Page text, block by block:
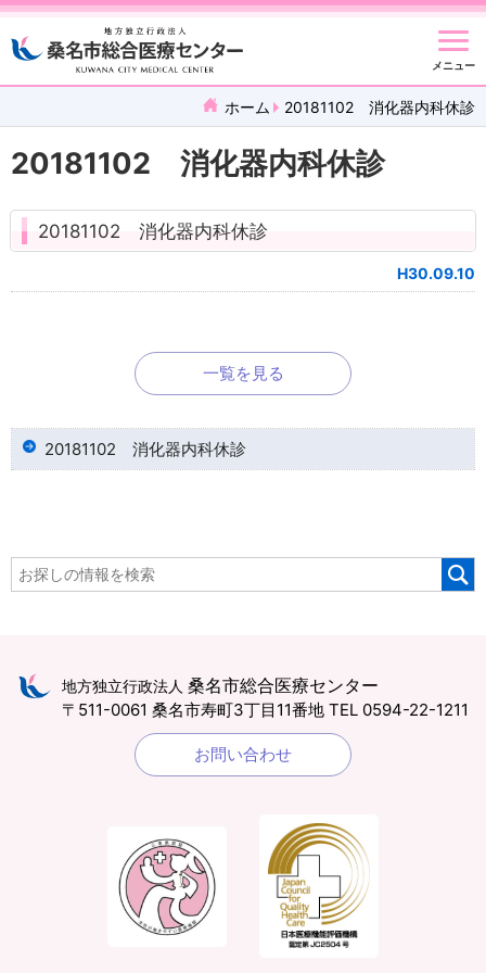
メニュー
ホーム 20181102 消化器内科休診
20181102 消化器内科休診
20181102 消化器内科休診
H30.09.10
一覧を見る
20181102 消化器内科休診
地方独立行政法人 桑名市総合医療センター
〒511-0061 桑名市寿町3丁目11番地 TEL 0594-22-1211
お問い合わせ